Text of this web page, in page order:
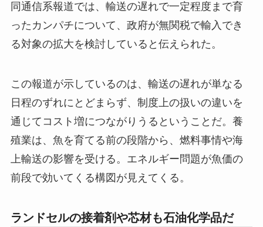
同通信系報道では、輸送の遅れで一定程度まで育
ったカンパチについて、政府が無関税で輸入でき
る対象の拡大を検討していると伝えられた。
この報道が示しているのは、輸送の遅れが単なる
日程のずれにとどまらず、制度上の扱いの違いを
通じてコスト増につながりうるということだ。養
殖業は、魚を育てる前の段階から、燃料事情や海
上輸送の影響を受ける。エネルギー問題が魚価の
前段で効いてくる構図が見えてくる。
ランドセルの接着剤や芯材も石油化学品だ